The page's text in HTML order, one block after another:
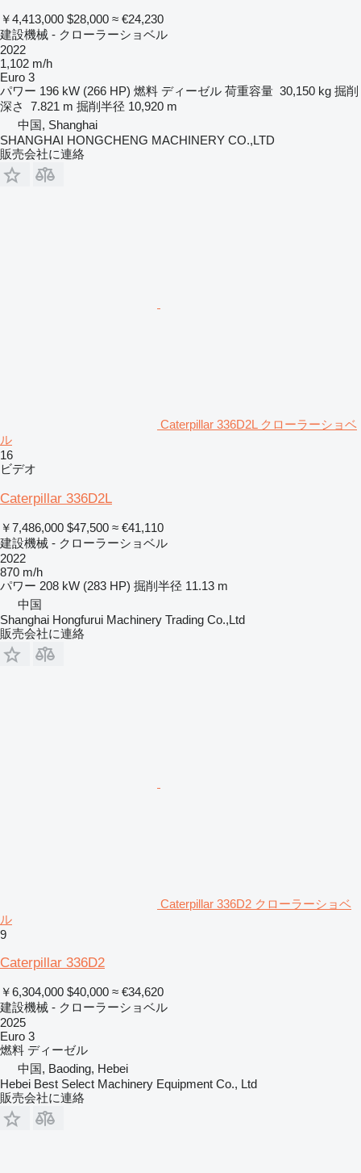
￥4,413,000 $28,000 ≈ €24,230
建設機械 - クローラーショベル
2022
1,102 m/h
Euro 3
パワー 196 kW (266 HP) 燃料 ディーゼル 荷重容量 30,150 kg 掘削
深さ
7.821 m 掘削半径 10,920 m
中国, Shanghai
SHANGHAI HONGCHENG MACHINERY CO.,LTD
販売会社に連絡
Caterpillar 336D2L クローラーショベ
ル
16
ビデオ
Caterpillar 336D2L
￥7,486,000 $47,500 ≈ €41,110
建設機械 - クローラーショベル
2022
870 m/h
パワー 208 kW (283 HP) 掘削半径 11.13 m
中国
Shanghai Hongfurui Machinery Trading Co.,Ltd
販売会社に連絡
Caterpillar 336D2 クローラーショベ
ル
9
Caterpillar 336D2
￥6,304,000 $40,000 ≈ €34,620
建設機械 - クローラーショベル
2025
Euro 3
燃料 ディーゼル
中国, Baoding, Hebei
Hebei Best Select Machinery Equipment Co., Ltd
販売会社に連絡